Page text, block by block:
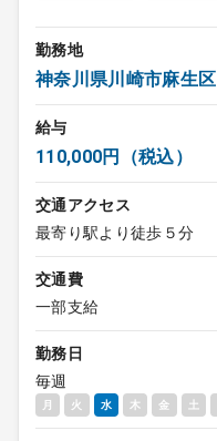
勤務地
神奈川県川崎市麻生区
給与
110,000円（税込）
交通アクセス
最寄り駅より徒歩５分
交通費
一部支給
勤務日
毎週
月 火 水 木 金 土